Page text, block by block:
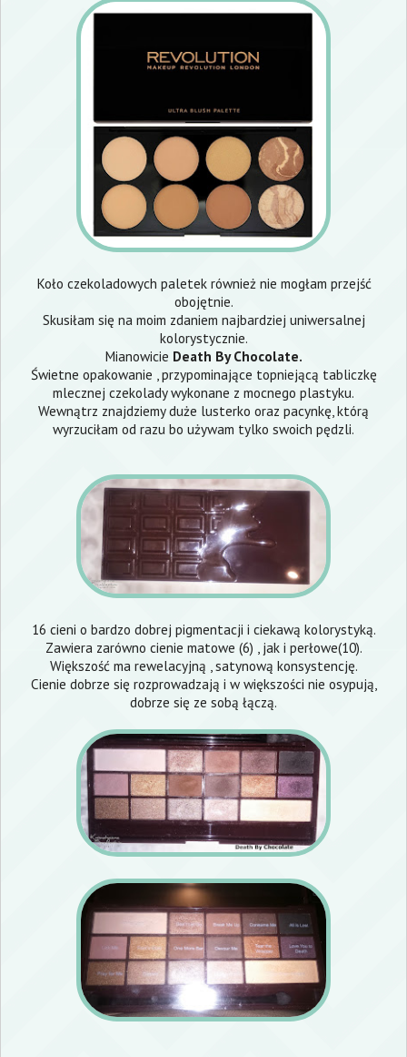
Koło czekoladowych paletek również nie mogłam przejść
obojętnie.
Skusiłam się na moim zdaniem najbardziej uniwersalnej
kolorystycznie.
Mianowicie Death By Chocolate.
Świetne opakowanie , przypominające topniejącą tabliczkę
mlecznej czekolady wykonane z mocnego plastyku.
Wewnątrz znajdziemy duże lusterko oraz pacynkę, którą
wyrzuciłam od razu bo używam tylko swoich pędzli.
16 cieni o bardzo dobrej pigmentacji i ciekawą kolorystyką.
Zawiera zarówno cienie matowe (6) , jak i perłowe(10).
Większość ma rewelacyjną , satynową konsystencję.
Cienie dobrze się rozprowadzają i w większości nie osypują,
dobrze się ze sobą łączą.